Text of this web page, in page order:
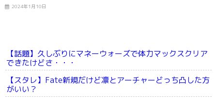
2024年1月10日
【話題】久しぶりにマネーウォーズで体力マックスクリア
できたけどさ・・・
【スタレ】Fate新規だけど凛とアーチャーどっち凸した方
がいい？